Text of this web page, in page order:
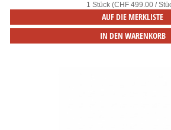
1 Stück (CHF 499.00 /
AUF DIE MERKLISTE
IN DEN WARENKORB